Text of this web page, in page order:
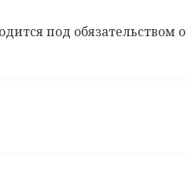
под обязательством о